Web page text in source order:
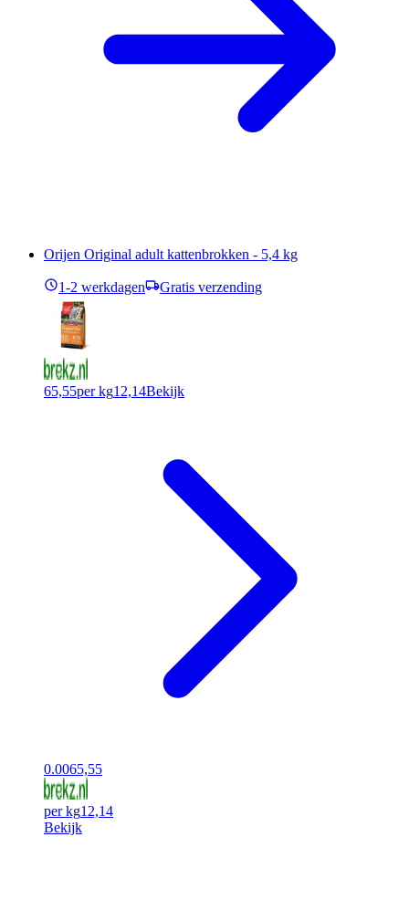
Orijen Original adult kattenbrokken - 5,4 kg
1-2 werkdagen Gratis verzending
65,55per kg12,14Bekijk
0.0065,55
per kg12,14
Bekijk